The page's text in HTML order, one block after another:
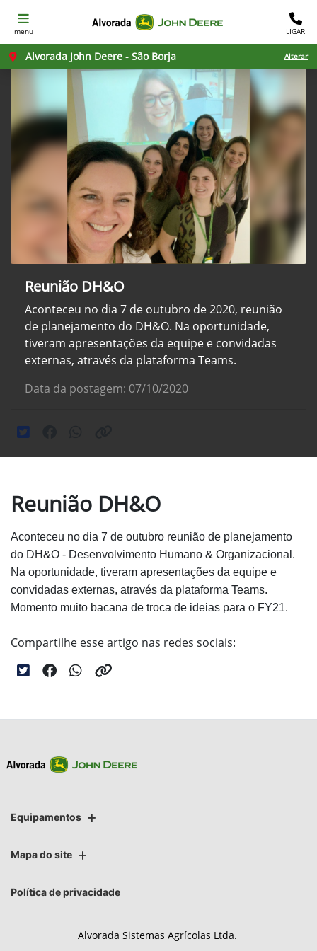
menu LIGAR
Alvorada John Deere - São Borja Alterar
Reunião DH&O
Aconteceu no dia 7 de outubro de 2020, reunião
de planejamento do DH&O. Na oportunidade,
tiveram apresentações da equipe e convidadas
externas, através da plataforma Teams.
Data da postagem: 07/10/2020
Reunião DH&O
Aconteceu no dia 7 de outubro reunião de planejamento
do DH&O - Desenvolvimento Humano & Organizacional.
Na oportunidade, tiveram apresentações da equipe e
convidadas externas, através da plataforma Teams.
Momento muito bacana de troca de ideias para o FY21.
Compartilhe esse artigo nas redes sociais:
Equipamentos
Mapa do site
Política de privacidade
Alvorada Sistemas Agrícolas Ltda.